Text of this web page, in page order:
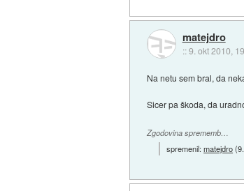
matejdro
::9. okt 2010,
Na netu sem bral, da
Sicer pa škoda, da
Zgodovina sprememb…
spremenil:matejdro(